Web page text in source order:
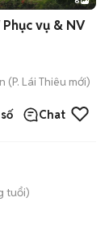
+2
vụ & NV
(P. Lái Thiêu mới)
Chat
tuổi)